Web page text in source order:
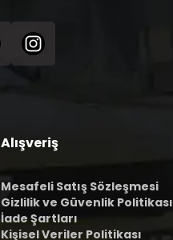
Alışveriş
Mesafeli Satış Sözleşmesi
Gizlilik ve Güvenlik Politikası
İade Şartları
Kişisel Veriler Politikası